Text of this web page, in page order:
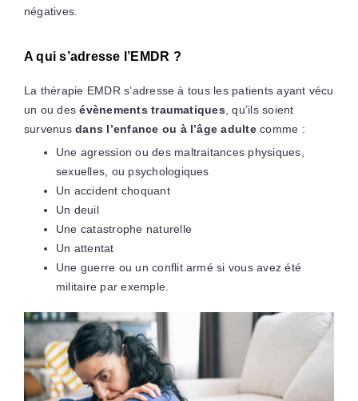
négatives.
A qui s’adresse l’EMDR ?
La thérapie EMDR s’adresse à tous les patients ayant vécu
un ou des évènements traumatiques, qu’ils soient
survenusdans l’enfance ou à l’âge adultecomme :
Une agression ou des maltraitances physiques,
sexuelles, ou psychologiques
Un accident choquant
Un deuil
Une catastrophe naturelle
Un attentat
Une guerre ou un conflit armé si vous avez été
militaire par exemple.